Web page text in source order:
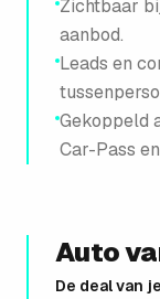
Zichtbaar
aanbod.
Leads en
Gekoppeld
Car-Pass
Auto
De deal van